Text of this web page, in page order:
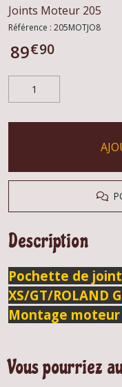
Joints Moteur 205
Référence : 205MOTJO8
89€90
Description
Pochette de
XS/GT/ROLAND
Montage moteur
Vous pourriez